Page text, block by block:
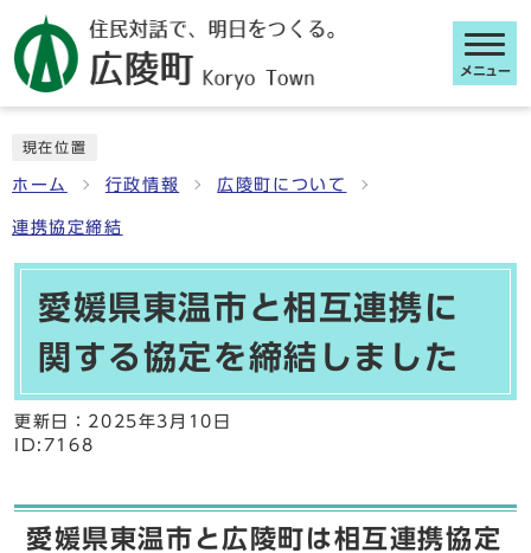
メニュー
現在位置
ホーム 行政情報 広陵町について
連携協定締結
愛媛県東温市と相互連携に
関する協定を締結しました
更新日： 2025年3月10日
ID:7168
愛媛県東温市と広陵町は相互連携協定